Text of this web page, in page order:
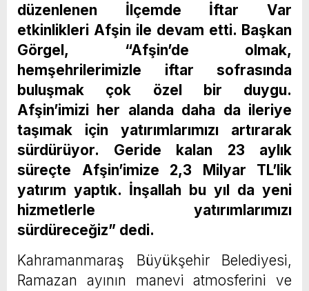
düzenlenen İlçemde İftar Var
etkinlikleri Afşin ile devam etti. Başkan
Görgel, “Afşin’de olmak,
hemşehrilerimizle iftar sofrasında
buluşmak çok özel bir duygu.
Afşin’imizi her alanda daha da ileriye
taşımak için yatırımlarımızı artırarak
sürdürüyor. Geride kalan 23 aylık
süreçte Afşin’imize 2,3 Milyar TL’lik
yatırım yaptık. İnşallah bu yıl da yeni
hizmetlerle yatırımlarımızı
sürdüreceğiz” dedi.
Kahramanmaraş Büyükşehir Belediyesi,
Ramazan ayının manevi atmosferini ve